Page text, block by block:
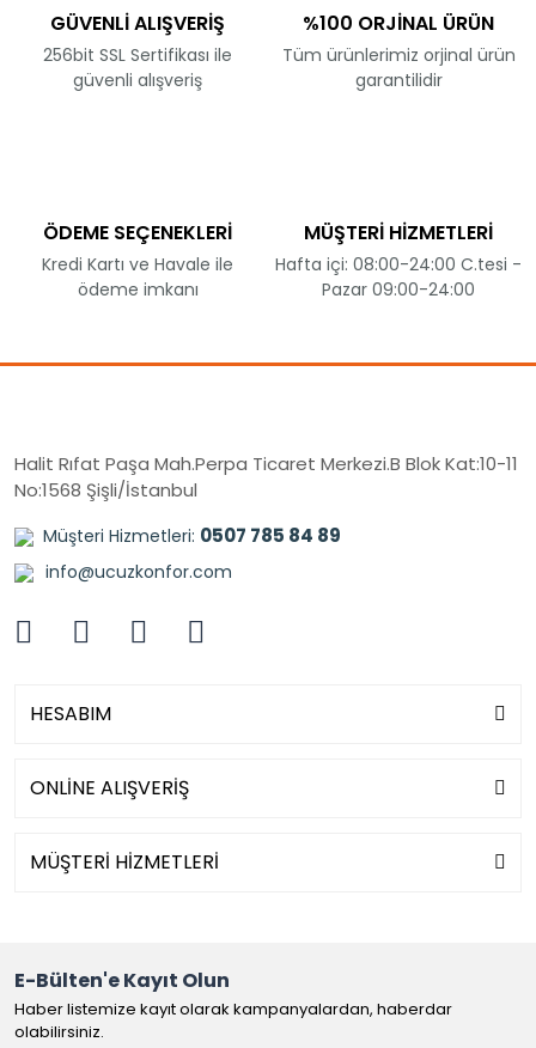
GÜVENLİ ALIŞVERİŞ
256bit SSL Sertifikası ile
güvenli alışveriş
%100 ORJİNAL ÜRÜN
Tüm ürünlerimiz orjinal ürün
garantilidir
ÖDEME SEÇENEKLERİ
Kredi Kartı ve Havale ile
ödeme imkanı
MÜŞTERİ HİZMETLERİ
Hafta içi: 08:00-24:00 C.tesi -
Pazar 09:00-24:00
Halit Rıfat Paşa Mah.Perpa Ticaret Merkezi.B Blok Kat:10-11
No:1568 Şişli/İstanbul
Müşteri Hizmetleri: 0507 785 84 89
info@ucuzkonfor.com
HESABIM
ONLİNE ALIŞVERİŞ
MÜŞTERİ HİZMETLERİ
E-Bülten'e Kayıt Olun
Haber listemize kayıt olarak kampanyalardan, haberdar
olabilirsiniz.